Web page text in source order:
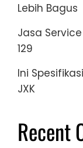
Lebih Bagus
Jasa
129
Ini
JXK
Recent